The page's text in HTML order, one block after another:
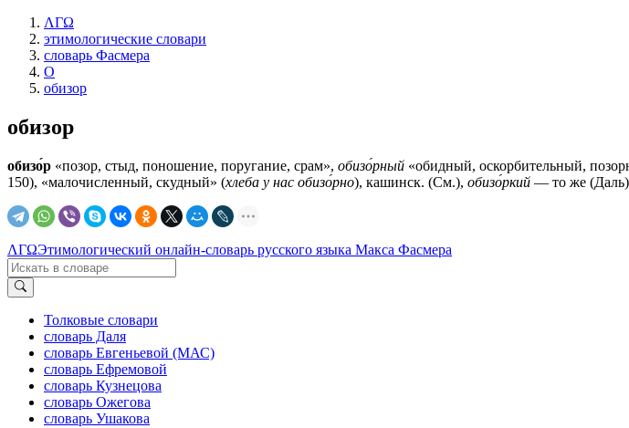
ΛΓΩ
этимологические словари
словарь Фасмера
О
обизор
обизор
обизо́р «позор, стыд, поношение, поругание, срам», обизо́рный «обидный, оскорбительный,
150), «малочисленный, скудный» (хлеба у нас обизо́рно), кашинск. (См.), обизо́ркий — то же
ΛΓΩЭтимологический онлайн-словарь русского языка Макса Фасмера
Толковые словари
словарь Даля
словарь Евгеньевой (МАС)
словарь Ефремовой
словарь Кузнецова
словарь Ожегова
словарь Ушакова